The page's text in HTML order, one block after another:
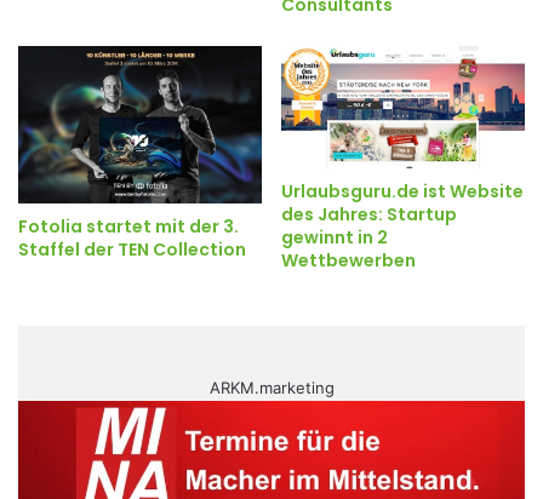
Consultants
Fotolia startet mit der 3.
Staffel der TEN Collection
Urlaubsguru.de ist Website
des Jahres: Startup
gewinnt in 2
Wettbewerben
ARKM.marketing